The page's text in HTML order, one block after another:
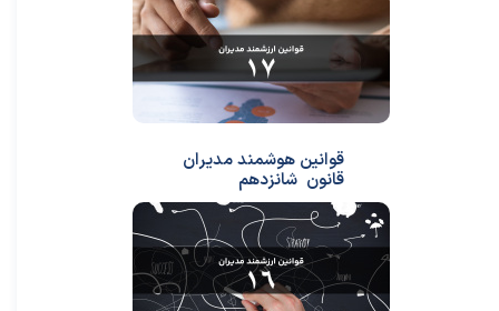
قوانین هوشمند مدیران
قانون شانزدهم